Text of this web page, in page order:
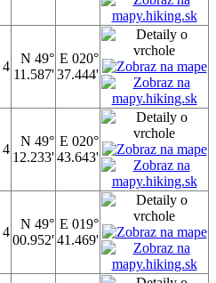
4
N 49°
11.587'
E 020°
37.444'
4
N 49°
12.233'
E 020°
43.643'
4
N 49°
00.952'
E 019°
41.469'